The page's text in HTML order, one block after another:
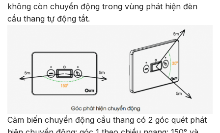
không còn chuyển động trong vùng phát hiện đèn
cầu thang tự động tắt.
Cảm biến chuyển động cầu thang có 2 góc quét phát